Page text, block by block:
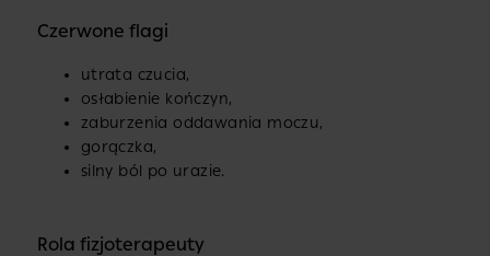
Czerwone flagi
utrata czucia,
osłabienie kończyn,
zaburzenia oddawania moczu,
gorączka,
silny ból po urazie.
Rola fizjoterapeuty